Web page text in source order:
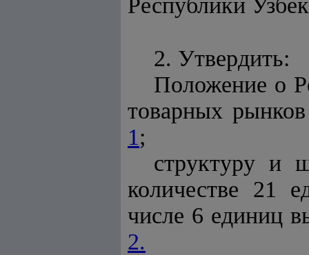
Республики
2. Утвердить:
Положение о
товарных
1;
структуру и
количестве 21
числе 6 единиц
2.